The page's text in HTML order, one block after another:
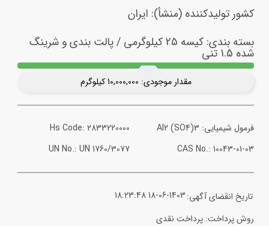
تماس
کشور تولیدکننده (منشأ): ایران
بسته بندی: کیسه 25 کیلوگرمی / پالت بندی و شرینگ
شده 1.5 تنی
مقدار موجودی: 10,000,000 کیلوگرم
فرمول شیمیایی: Al2 (SO4)3
Hs Code: 2833220000
CAS No.: 10043-01-03
UN No.: UN 1760/3077
تاریخ انقضای آگهی:18:23:48 18-06-1403
روش پرداخت: پرداخت نقدی